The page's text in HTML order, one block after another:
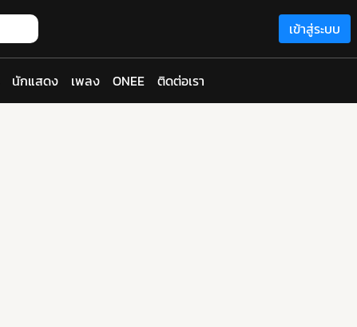
เข้าสู่ระบบ
นักแสดง เพลง ONEE ติดต่อเรา